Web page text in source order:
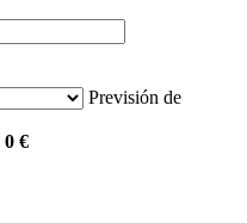
Previsión de
0 €